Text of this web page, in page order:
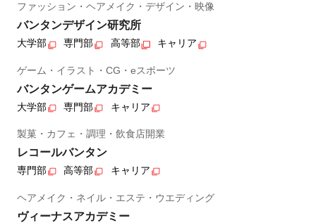
ファッション・ヘアメイク・デザイン・映像
バンタンデザイン研究所
大学部 専門部 高等部 キャリア
ゲーム・イラスト・CG・eスポーツ
バンタンゲームアカデミー
大学部 専門部 キャリア
製菓・カフェ・調理・飲食店開業
レコールバンタン
専門部 高等部 キャリア
ヘアメイク・ネイル・エステ・ウエディング
ヴィーナスアカデミー